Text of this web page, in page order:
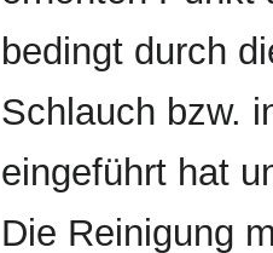
bedingt durch
Schlauch bzw.
eingeführt hat
Die Reinigung